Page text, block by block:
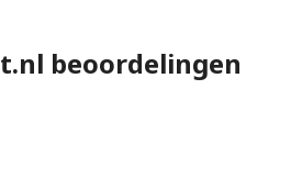
beoordelingen